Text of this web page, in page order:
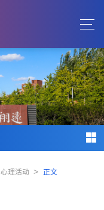
心理活动 > 正文